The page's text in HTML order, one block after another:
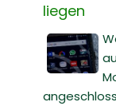
liegen